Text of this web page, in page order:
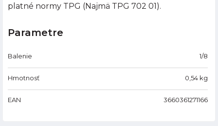
platné normy TPG (Najmä TPG 702 01).
Parametre
Balenie 1/8
Hmotnosť 0,54 kg
EAN 3660361271166